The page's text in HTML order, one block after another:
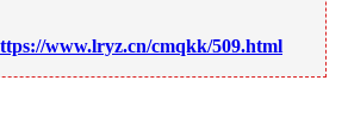
www.lryz.cn/cmqkk/509.html